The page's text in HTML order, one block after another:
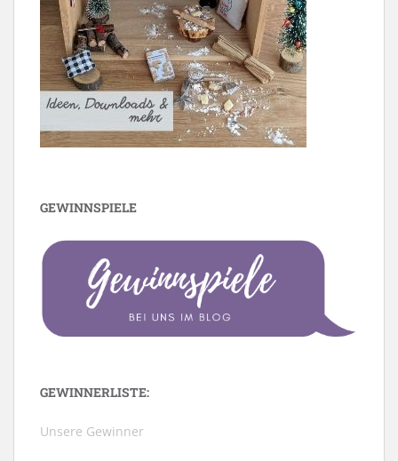
GEWINNSPIELE
GEWINNERLISTE:
Unsere Gewinner